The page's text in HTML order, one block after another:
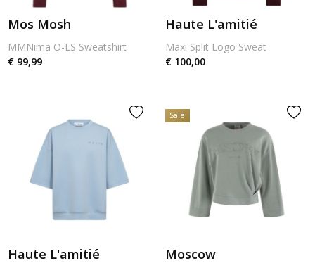
Mos Mosh
MMNima O-LS Sweatshirt
€ 99,99
Haute L'amitié
Maxi Split Logo Sweat
€ 100,00
Haute L'amitié
Sale
Moscow